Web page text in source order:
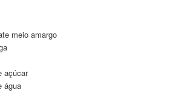
meio amargo
açúcar
água